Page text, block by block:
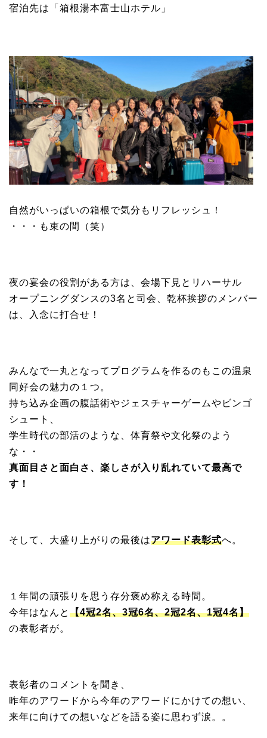
宿泊先は「箱根湯本富士山ホテル」
自然がいっぱいの箱根で気分もリフレッシュ！
・・・も束の間（笑）
夜の宴会の役割がある方は、会場下見とリハーサル
オープニングダンスの3名と司会、乾杯挨拶のメンバー
は、入念に打合せ！
みんなで一丸となってプログラムを作るのもこの温泉
同好会の魅力の１つ。
持ち込み企画の腹話術やジェスチャーゲームやビンゴ
シュート、
学生時代の部活のような、体育祭や文化祭のよう
な・・
真面目さと面白さ、楽しさが入り乱れていて最高で
す！
そして、大盛り上がりの最後はアワード表彰式へ。
１年間の頑張りを思う存分褒め称える時間。
今年はなんと 【4冠2名、3冠6名、2冠2名、1冠4名】
の表彰者が。
表彰者のコメントを聞き、
昨年のアワードから今年のアワードにかけての想い、
来年に向けての想いなどを語る姿に思わず涙。。